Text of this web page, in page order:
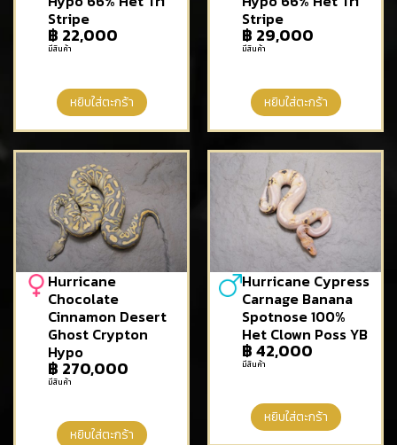
Stripe
฿ 22,000
มีสินค้า
หยิบใส่ตะกร้า
Stripe
฿ 29,000
มีสินค้า
หยิบใส่ตะกร้า
Hurricane
Chocolate
Cinnamon Desert
Ghost Crypton
Hypo
฿270,000
มีสินค้า
หยิบใส่ตะกร้า
Hurricane Cypress
Carnage Banana
Spotnose 100%
Het Clown Poss YB
฿42,000
มีสินค้า
หยิบใส่ตะกร้า